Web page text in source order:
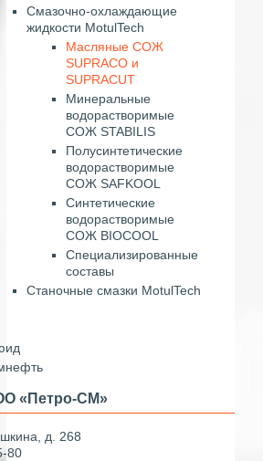
Смазочно-охлаждающие
жидкости MotulTech
Масляные СОЖ
SUPRACO и
SUPRACUT
Минеральные
водорастворимые
СОЖ STABILIS
Полусинтетические
водорастворимые
СОЖ SAFKOOL
Синтетические
водорастворимые
СОЖ BIOCOOL
Специализированные
составы
Станочные смазки MotulTech
«Петро-СМ»
д. 268
80